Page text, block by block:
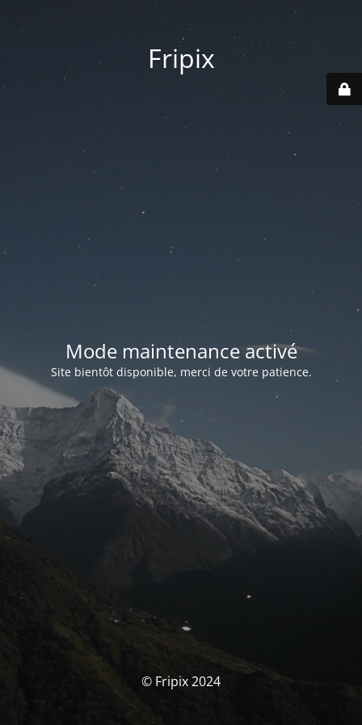
Fripix
Mode maintenance activé
Site bientôt disponible, merci de votre patience.
© Fripix 2024